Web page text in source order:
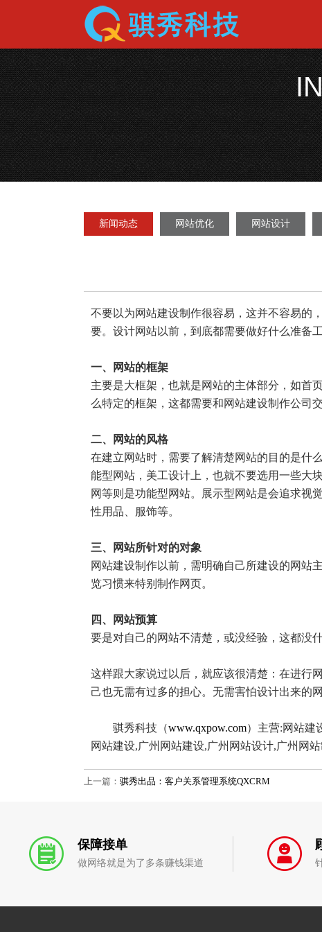
新闻动态 网站优化 网站设计
不要以为网站建设制作很容易，这并不容易的
要。设计网站以前，到底都需要做好什么准备
一、网站的框架
主要是大框架，也就是网站的主体部分，如首
么特定的框架，这都需要和网站建设制作公司
二、网站的风格
在建立网站时，需要了解清楚网站的目的是什
能型网站，美工设计上，也就不要选用一些大
网等则是功能型网站。展示型网站是会追求视
性用品、服饰等。
三、网站所针对的对象
网站建设制作以前，需明确自己所建设的网站
览习惯来特别制作网页。
四、网站预算
要是对自己的网站不清楚，或没经验，这都没
这样跟大家说过以后，就应该很清楚：在进行
己也无需有过多的担心。无需害怕设计出来的
骐秀科技（www.qxpow.com）主营:网站建
网站建设,广州网站建设,广州网站设计,广州网站
上一篇： 骐秀出品：客户关系管理系统QXCRM
保障接单
做网络就是为了多条赚钱渠道